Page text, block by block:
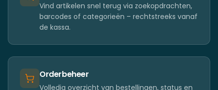
Vind artikelen snel terug via zoekopdrachten,
barcodes of categorieën – rechtstreeks vanaf
de kassa.
Orderbeheer
Volledig overzicht van bestellingen, status en